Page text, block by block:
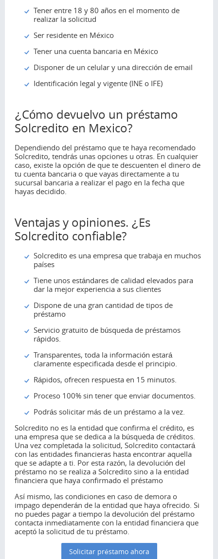
Tener entre 18 y 80 años en el momento de
realizar la solicitud
Ser residente en México
Tener una cuenta bancaria en México
Disponer de un celular y una dirección de email
Identificación legal y vigente (INE o IFE)
¿Cómo devuelvo un préstamo
Solcredito en Mexico?
Dependiendo del préstamo que te haya recomendado
Solcredito, tendrás unas opciones u otras. En cualquier
caso, existe la opción de que te descuenten el dinero de
tu cuenta bancaria o que vayas directamente a tu
sucursal bancaria a realizar el pago en la fecha que
hayas decidido.
Ventajas y opiniones. ¿Es
Solcredito confiable?
Solcredito es una empresa que trabaja en muchos
países
Tiene unos estándares de calidad elevados para
dar la mejor experiencia a sus clientes
Dispone de una gran cantidad de tipos de
préstamo
Servicio gratuito de búsqueda de préstamos
rápidos.
Transparentes, toda la información estará
claramente especificada desde el principio.
Rápidos, ofrecen respuesta en 15 minutos.
Proceso 100% sin tener que enviar documentos.
Podrás solicitar más de un préstamo a la vez.
Solcredito no es la entidad que confirma el crédito, es
una empresa que se dedica a la búsqueda de créditos.
Una vez completada la solicitud, Solcredito contactará
con las entidades financieras hasta encontrar aquella
que se adapte a ti. Por esta razón, la devolución del
préstamo no se realiza a Solcredito sino a la entidad
financiera que haya confirmado el préstamo
Así mismo, las condiciones en caso de demora o
impago dependerán de la entidad que haya ofrecido. Si
no puedes pagar a tiempo la devolución del préstamo
contacta inmediatamente con la entidad financiera que
aceptó la solicitud de tu préstamo.
Solicitar préstamo ahora